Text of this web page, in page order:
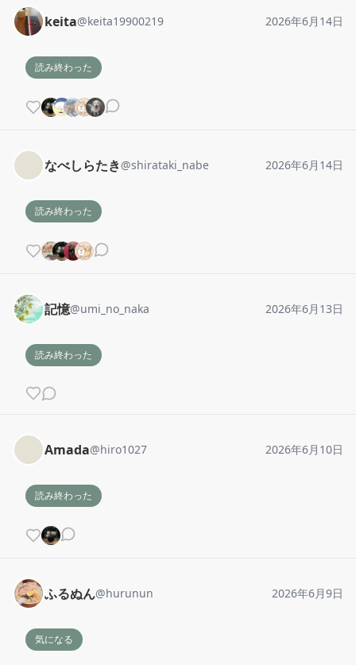
keita@keita19900219 2026年6月14日
読み終わった
なべしらたき@shirataki_nabe 2026年6月14日
読み終わった
記憶@umi_no_naka 2026年6月13日
読み終わった
Amada@hiro1027 2026年6月10日
読み終わった
ふるぬん@hurunun 2026年6月9日
気になる